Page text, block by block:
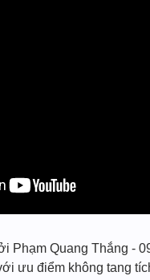
Phạm Quang Thắng -
ưu điểm không tang